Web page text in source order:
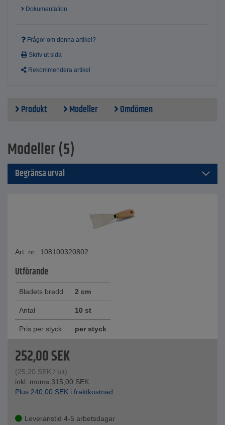
Dokumentation
Frågor om denna artikel?
Skriv ut sida
Rekommendera artikel
Produkt Modeller Omdömen
Modeller (5)
Begränsa urval
Art. nr.: 108100320802
Utförande
Bladets bredd 2 cm
Antal 10 st
Pris per styck per styck
252,00SEK
(25,20 SEK / bit)
inkl. moms.315,00 SEK
Plus 240,00 SEK i fraktkostnad
Leveranstid 4-5 arbetsdagar